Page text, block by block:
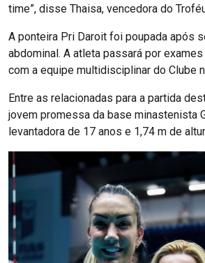
time”, disse Thaisa, vencedora do
A ponteira Pri Daroit foi poupada após
abdominal. A atleta passará por
com a equipe multidisciplinar do Clube
Entre as relacionadas para a partida
jovem promessa da base minastenista
levantadora de 17 anos e 1,74 m de